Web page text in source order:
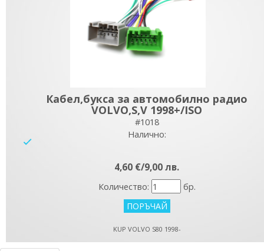
Кабел,букса за автомобилно радио
VOLVO,S,V 1998+/ISO
#1018
Налично:
4,60 €/9,00 лв.
Количество: бр.
KUP VOLVO S80 1998-